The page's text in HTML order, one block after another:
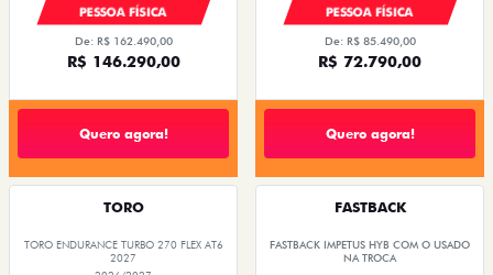
PESSOA FÍSICA
De: R$ 162.490,00
R$ 146.290,00
Quero agora!
PESSOA FÍSICA
De: R$ 85.490,00
R$ 72.790,00
Quero agora!
TORO
TORO ENDURANCE TURBO 270 FLEX AT6
2027
FASTBACK
FASTBACK IMPETUS HYB COM O USADO
NA TROCA